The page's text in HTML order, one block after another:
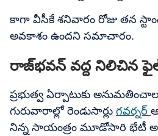
కాగా వీసీకే శనివారం రోజు తన
అవకాశం ఉందని సమాచారం.
రాజ్‌భవన్ వద్ద నిలిచిన
ప్రభుత్వ ఏర్పాటుకు
గురువారాల్లో రెండుసార్లు గవర్నర్
నిన్న సాయంత్రం మూడోసారి భేటీ